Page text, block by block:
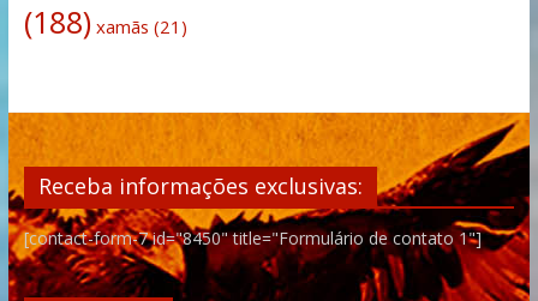
(188) xamãs (21)
Receba informações exclusivas:
[contact-form-7 id="8450" title="Formulário de contato 1"]